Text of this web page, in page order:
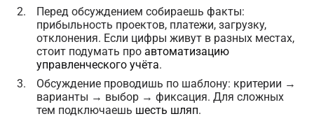
Перед обсуждением собираешь факты:
прибыльность проектов, платежи, загрузку,
отклонения. Если цифры живут в разных местах,
стоит подумать про автоматизацию
управленческого учёта.
Обсуждение проводишь по шаблону: критерии →
варианты → выбор → фиксация. Для сложных
тем подключаешь шесть шляп.